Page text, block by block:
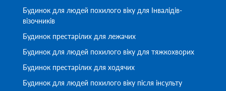
Будинок для людей похилого віку для Інвалідів-
візочників
Будинок престарілих для лежачих
Будинок для людей похилого віку для тяжкохворих
Будинок престарілих для ходячих
Будинок для людей похилого віку після інсульту